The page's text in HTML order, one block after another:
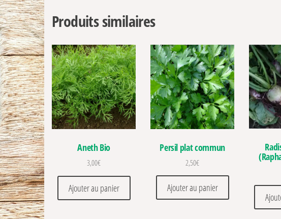
Produits similaires
Aneth Bio
3,00€
Ajouter au panier
Persil plat commun
2,50€
Ajouter au panier